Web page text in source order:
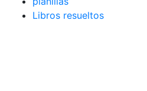
Libros resueltos